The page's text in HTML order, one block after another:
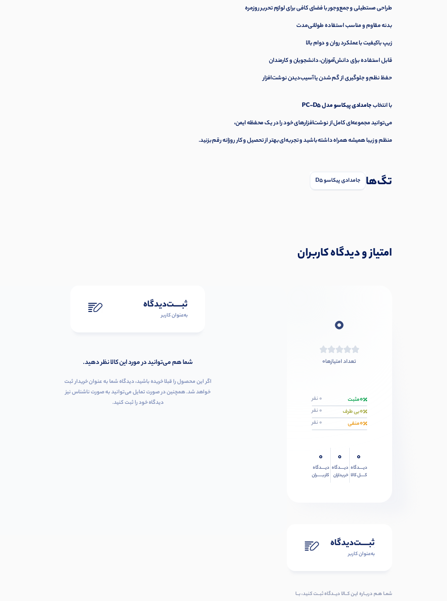
طراحی مستطیلی و جمع‌وجور با فضای کافی برای لوازم تحریر روزمره
بدنه مقاوم و مناسب استفاده طولانی‌مدت
زیپ باکیفیت با عملکرد روان و دوام بالا
قابل استفاده برای دانش‌آموزان، دانشجویان و کارمندان
حفظ نظم و جلوگیری از گم شدن یا آسیب‌دیدن نوشت‌افزار
با انتخابجامدادی پیکاسو مدل PC-D5
می‌توانید مجموعه‌ای کامل از نوشت‌افزارهای خود را در یک محفظه ایمن،
منظم و زیبا همیشه همراه داشته باشید و تجربه‌ای بهتر از تحصیل و کار روزانه رقم بزنید.
تگ‌ها جامدادی پیکاسو D5
امتیاز و دیدگاه کاربران
0
تعداد امتیازها0
0مثبت 0 نفر
0بی طرف 0 نفر
0منفی 0 نفر
0
دیــــدگاه
کــــل کالا
0
دیــــدگاه
خریداران
0
دیــــدگاه
کاربـــــران
ثبـــــت‌دیدگاه
به‌عنوان کاربر
شمـا هـم دربـاره ایـن کــالا دیــدگاه ثبــت کنید، بــا
ثبـــــت‌دیدگاه
به‌عنوان کاربر
شما هم می‌توانید در مورد این کالا نظر دهید.
اگر این محصول را قبلا خریده باشید، دیدگاه شما به عنوان خریدار ثبت
خواهد شد. همچنین در صورت تمایل می‌توانید به صورت ناشناس نیز
دیدگاه خود را ثبت کنید.